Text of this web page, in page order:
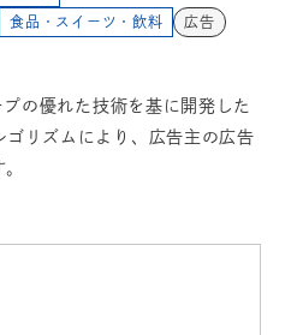
食品・スイーツ・飲料 広告
の優れた技術を基に開発した
ゴリズムにより、広告主の広告